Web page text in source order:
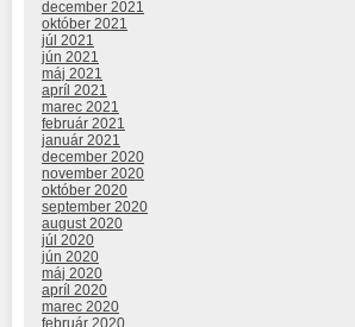
december 2021
október 2021
júl 2021
jún 2021
máj 2021
apríl 2021
marec 2021
február 2021
január 2021
december 2020
november 2020
október 2020
september 2020
august 2020
júl 2020
jún 2020
máj 2020
apríl 2020
marec 2020